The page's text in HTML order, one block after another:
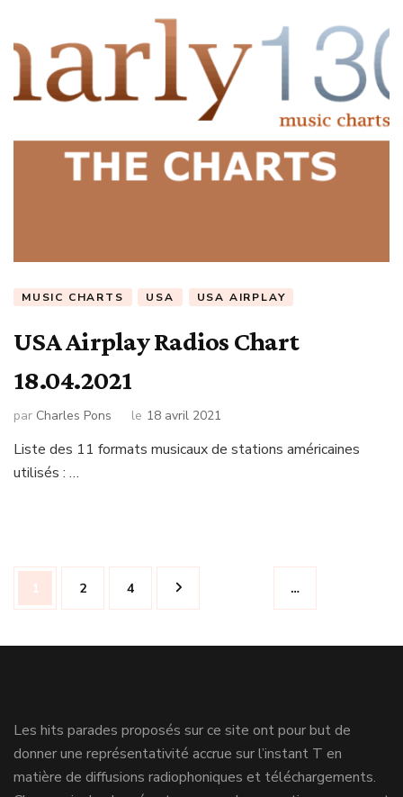
MUSIC CHARTS USA USA AIRPLAY
USA Airplay Radios Chart
18.04.2021
par Charles Pons le 18 avril 2021
Liste des 11 formats musicaux de stations américaines
utilisés : …
Navigation
des
Page
1 Page
2 …
Page
4
Les hits parades proposés sur ce site ont pour but de
donner une représentativité accrue sur l’instant T en
matière de diffusions radiophoniques et téléchargements.